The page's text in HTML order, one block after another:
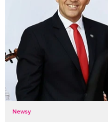
Newsy